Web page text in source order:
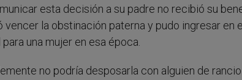
esta decisión a su padre no recibió su
la obstinación paterna y pudo ingresar en
una mujer en esa época.
no podría desposarla con alguien de